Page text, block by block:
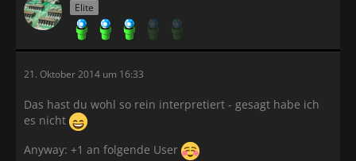
Elite
21. Oktober 2014 um 16:33
Das hast du wohl so rein interpretiert - gesagt habe ich
es nicht
Anyway: +1 an folgende User